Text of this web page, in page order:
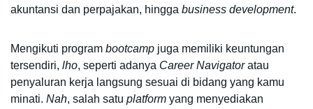
akuntansi dan perpajakan, hingga business development.
Mengikuti program bootcamp juga memiliki keuntungan
tersendiri, lho, seperti adanya Career Navigator atau
penyaluran kerja langsung sesuai di bidang yang kamu
minati. Nah, salah satu platform yang menyediakan